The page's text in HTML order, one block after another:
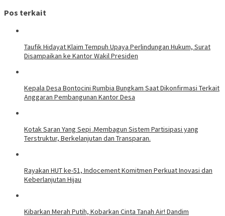
Pos terkait
Taufik Hidayat Klaim Tempuh Upaya Perlindungan Hukum, Surat
Disampaikan ke Kantor Wakil Presiden
Kepala Desa Bontocini Rumbia Bungkam Saat Dikonfirmasi Terkait
Anggaran Pembangunan Kantor Desa
Kotak Saran Yang Sepi .Membagun Sistem Partisipasi yang
Terstruktur, Berkelanjutan dan Transparan.
Rayakan HUT ke-51, Indocement Komitmen Perkuat Inovasi dan
Keberlanjutan Hijau
Kibarkan Merah Putih, Kobarkan Cinta Tanah Air! Dandim